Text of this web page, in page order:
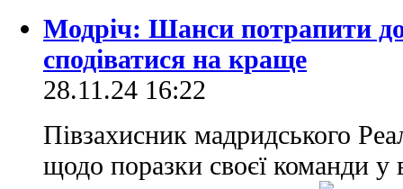
Модріч: Шанси потрапити
сподіватися на краще
28.11.24 16:22
Півзахисник мадридського
щодо поразки своєї команди у